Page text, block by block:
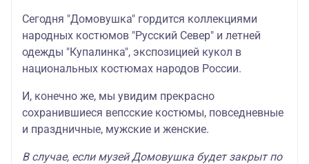
Сегодня "Домовушка" гордится коллекциями
народных костюмов "Русский Север" и летней
одежды "Купалинка", экспозицией кукол в
национальных костюмах народов России.
И, конечно же, мы увидим прекрасно
сохранившиеся вепсские костюмы, повседневные
и праздничные, мужские и женские.
В случае, если музей Домовушка будет закрыт по